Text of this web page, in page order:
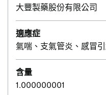
大豐製藥股份有限公司
適應症
氣喘、支氣管炎、感冒
含量
1.000000001